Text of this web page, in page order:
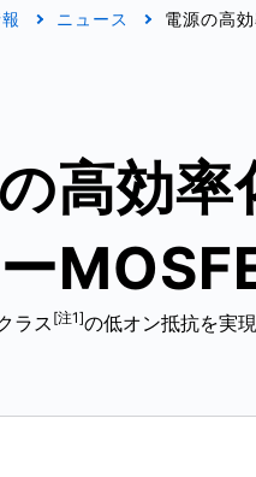
ニュース 電源の高
高効
ラス [注1]の低オン抵抗を実